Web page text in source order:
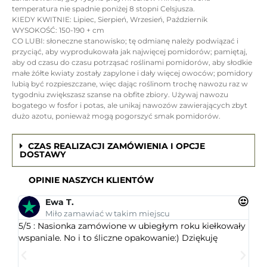
temperatura nie spadnie poniżej 8 stopni Celsjusza.
KIEDY KWITNIE: Lipiec, Sierpień, Wrzesień, Październik
WYSOKOŚĆ: 150-190 + cm
CO LUBI: słoneczne stanowisko; tę odmianę należy podwiązać i
przyciąć, aby wyprodukowała jak najwięcej pomidorów; pamiętaj,
aby od czasu do czasu potrząsać roślinami pomidorów, aby słodkie
małe żółte kwiaty zostały zapylone i dały więcej owoców; pomidory
lubią być rozpieszczane, więc dając roślinom trochę nawozu raz w
tygodniu zwiększasz szanse na obfite zbiory. Używaj nawozu
bogatego w fosfor i potas, ale unikaj nawozów zawierających zbyt
dużo azotu, ponieważ mogą pogorszyć smak pomidorów.
CZAS REALIZACJI ZAMÓWIENIA I OPCJE
DOSTAWY
OPINIE NASZYCH KLIENTÓW
Ewa T.
Miło zamawiać w takim miejscu
5/5 : Nasionka zamówione w ubiegłym roku kiełkowały
wspaniale. No i to śliczne opakowanie:) Dziękuję